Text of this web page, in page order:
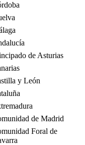
de Asturias
y León
de Madrid
Foral de